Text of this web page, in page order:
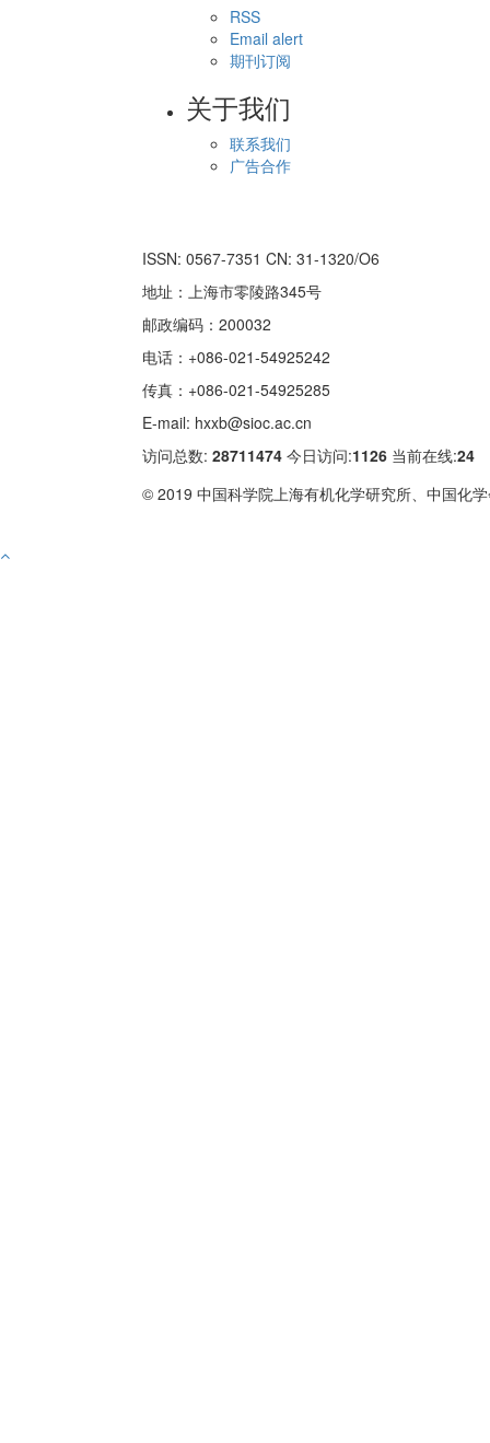
RSS
Email alert
期刊订阅
关于我们
联系我们
广告合作
ISSN: 0567-7351 CN: 31-1320/O6
地址：上海市零陵路345号
邮政编码：200032
电话：+086-021-54925242
传真：+086-021-54925285
E-mail: hxxb@sioc.ac.cn
访问总数: 28711474 今日访问:1126 当前在线:24
© 2019 中国科学院上海有机化学研究所、中国化